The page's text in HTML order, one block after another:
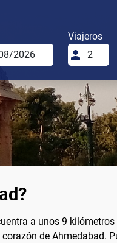
Viajeros
a unos 9
de Ahmedabad.